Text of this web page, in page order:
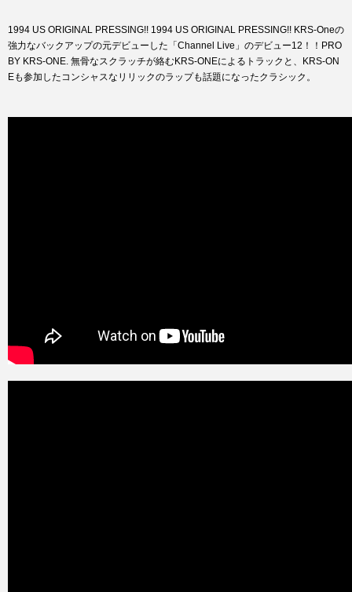
1994 US ORIGINAL PRESSING!! 1994 US ORIGINAL PRESSING!! KRS-Oneの
強力なバックアップの元デビューした「Channel Live」のデビュー12！！PRO
BY KRS-ONE. 無骨なスクラッチが絡むKRS-ONEによるトラックと、KRS-ON
Eも参加したコンシャスなリリックのラップも話題になったクラシック。